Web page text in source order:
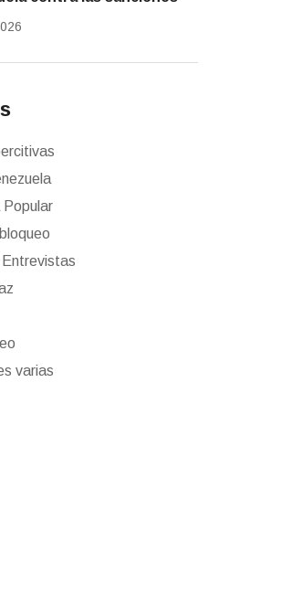
Popular
Entrevistas
varias